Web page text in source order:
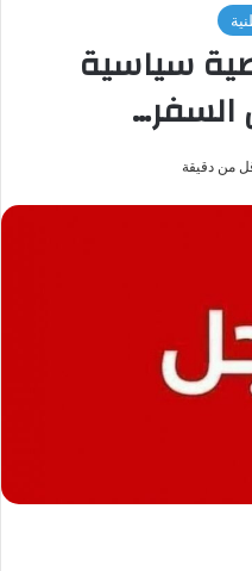
سياسية
السفر…
من دقيقة